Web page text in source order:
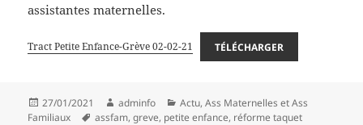
assistantes maternelles.
Tract Petite Enfance-Grève 02-02-21 TÉLÉCHARGER
Publié
le
27/01/2021 Auteur
adminfo Catégories
Actu,Ass Maternelles et Ass
Familiaux
Mots-
assfam,greve, petite enfance, réforme taquet